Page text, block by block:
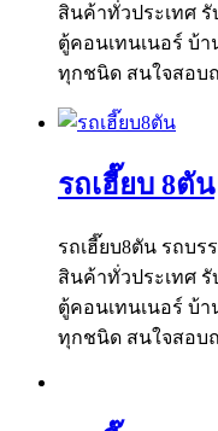
สินค้าทั่วประเทศ
ตู้คอนเทนเนอร์ บ้
ทุกชนิด สนใจสอบถ
รถเฮี๊ยบ 8ตัน
รถเฮี๊ยบ8ตัน รถบร
สินค้าทั่วประเทศ
ตู้คอนเทนเนอร์ บ้
ทุกชนิด สนใจสอบถ